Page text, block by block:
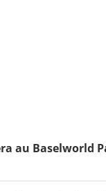
au Baselworld